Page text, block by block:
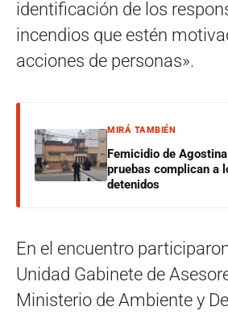
identificación de los
incendios que estén
acciones de personas».
MIRÁ TAMBIÉN
Femicidio de
pruebas complican a
detenidos
En el encuentro
Unidad Gabinete de
Ministerio de Ambiente y